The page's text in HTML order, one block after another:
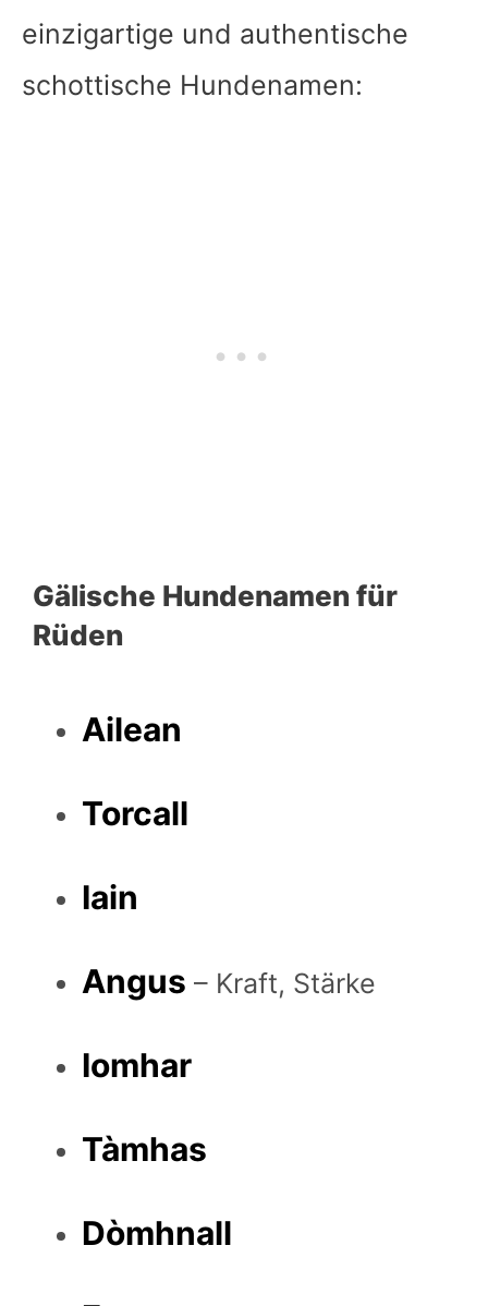
einzigartige und authentische
schottische Hundenamen:
Gälische Hundenamen für
Rüden
Ailean
Torcall
Iain
Angus – Kraft, Stärke
Iomhar
Tàmhas
Dòmhnall